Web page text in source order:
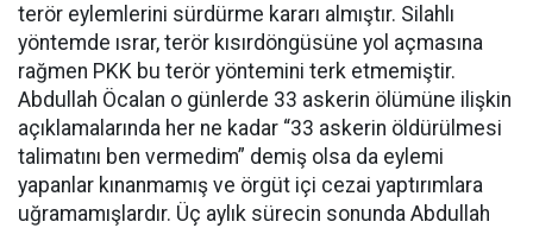
terör eylemlerini sürdürme kararı almıştır. Silahlı
yöntemde ısrar, terör kısırdöngüsüne yol açmasına
rağmen PKK bu terör yöntemini terk etmemiştir.
Abdullah Öcalan o günlerde 33 askerin ölümüne ilişkin
açıklamalarında her ne kadar “33 askerin öldürülmesi
talimatını ben vermedim” demiş olsa da eylemi
yapanlar kınanmamış ve örgüt içi cezai yaptırımlara
uğramamışlardır. Üç aylık sürecin sonunda Abdullah